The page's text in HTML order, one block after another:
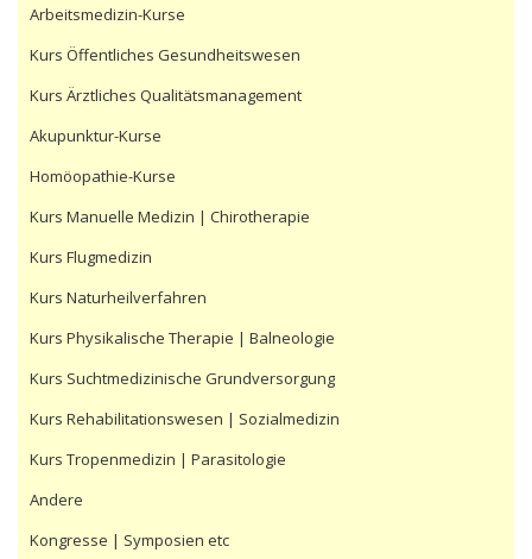
Arbeitsmedizin-Kurse
Kurs Öffentliches Gesundheitswesen
Kurs Ärztliches Qualitätsmanagement
Akupunktur-Kurse
Homöopathie-Kurse
Kurs Manuelle Medizin | Chirotherapie
Kurs Flugmedizin
Kurs Naturheilverfahren
Kurs Physikalische Therapie | Balneologie
Kurs Suchtmedizinische Grundversorgung
Kurs Rehabilitationswesen | Sozialmedizin
Kurs Tropenmedizin | Parasitologie
Andere
Kongresse | Symposien etc